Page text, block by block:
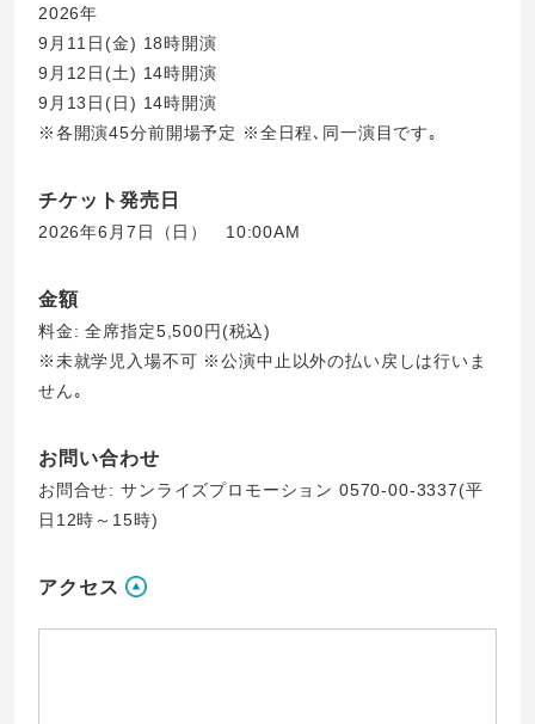
2026年
9月11日(金) 18時開演
9月12日(土) 14時開演
9月13日(日) 14時開演
※各開演45分前開場予定 ※全日程､同一演目です｡
チケット発売日
2026年6月7日（日） 10:00AM
金額
料金: 全席指定5,500円(税込)
※未就学児入場不可 ※公演中止以外の払い戻しは行いま
せん｡
お問い合わせ
お問合せ: サンライズプロモーション 0570-00-3337(平
日12時～15時)
アクセス